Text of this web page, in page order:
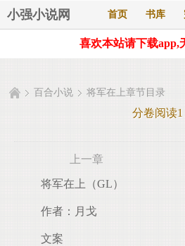
小强小说网 首页 书库
喜欢本站请下载app,
百合小说 将军在上章节目录
分卷阅读1
上一章
将军在上（GL）
作者：月戈
文案